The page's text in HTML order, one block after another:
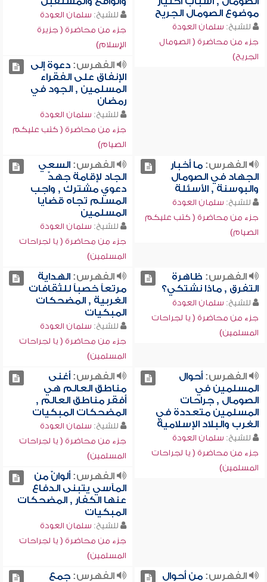
موضوع الصومال الجريح
للشيخ: سلمان العودة
جزء من محاضرة ( الصومال
الجريح)
للشيخ: سلمان العودة
جزء من محاضرة ( جزيرة
الإسلام)
الفهرس:دعوة إلى
الإنفاق على الفقراء
المسلمين , الجود في
رمضان
للشيخ: سلمان العودة
جزء من محاضرة ( كتب عليكم
الصيام)
الفهرس:ما أخبار
الجهاد في الصومال
والبوسنة , الأسئلة
للشيخ: سلمان العودة
جزء من محاضرة ( كتب عليكم
الصيام)
الفهرس:السعي
الجاد لإقامة جهدٌ
دعوي مشترك , واجب
المسلم تجاه قضايا
المسلمين
للشيخ: سلمان العودة
جزء من محاضرة ( يا لجراحات
المسلمين)
الفهرس: ظاهرة
التفرق , ماذا نشتكي؟
للشيخ: سلمان العودة
جزء من محاضرة ( يا لجراحات
المسلمين)
الفهرس:الهداية
مرتعاً خصباً للثقافات
الغربية , المضحكات
المبكيات
للشيخ: سلمان العودة
جزء من محاضرة ( يا لجراحات
المسلمين)
الفهرس:أحوال
المسلمين في
الصومال , جراحات
المسلمين متعددة في
الغرب والبلاد الإسلامية
للشيخ: سلمان العودة
جزء من محاضرة ( يا لجراحات
المسلمين)
الفهرس:أغنى
مناطق العالم هي
أفقر مناطق العالم ,
المضحكات المبكيات
للشيخ: سلمان العودة
جزء من محاضرة ( يا لجراحات
المسلمين)
الفهرس:ألوانٌ من
المآسي يتبنى الدفاع
عنها الكفار , المضحكات
المبكيات
للشيخ: سلمان العودة
جزء من محاضرة ( يا لجراحات
المسلمين)
الفهرس:من أحوال
الفهرس:جمع